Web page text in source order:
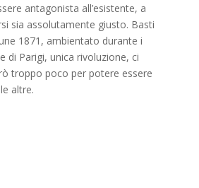
antagonista all’esistente, a
sia assolutamente giusto. Basti
1871, ambientato durante i
di Parigi, unica rivoluzione, ci
troppo poco per potere essere
altre.